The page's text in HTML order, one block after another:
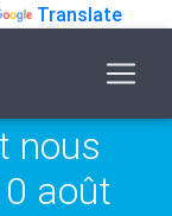
Translate
nous
août